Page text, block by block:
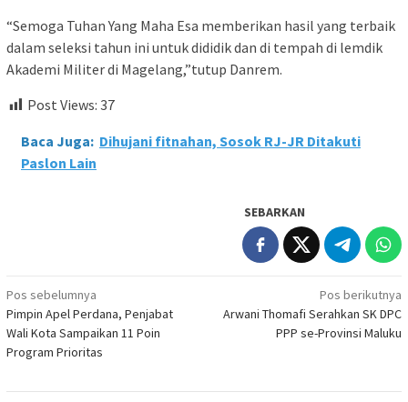
“Semoga Tuhan Yang Maha Esa memberikan hasil yang terbaik
dalam seleksi tahun ini untuk dididik dan di tempah di lemdik
Akademi Militer di Magelang,”tutup Danrem.
Post Views: 37
Baca Juga: Dihujani fitnahan, Sosok RJ-JR Ditakuti
Paslon Lain
SEBARKAN
Navigasi
pos
Pos sebelumnya
Pimpin Apel Perdana, Penjabat
Wali Kota Sampaikan 11 Poin
Program Prioritas
Pos berikutnya
Arwani Thomafi Serahkan SK DPC
PPP se-Provinsi Maluku